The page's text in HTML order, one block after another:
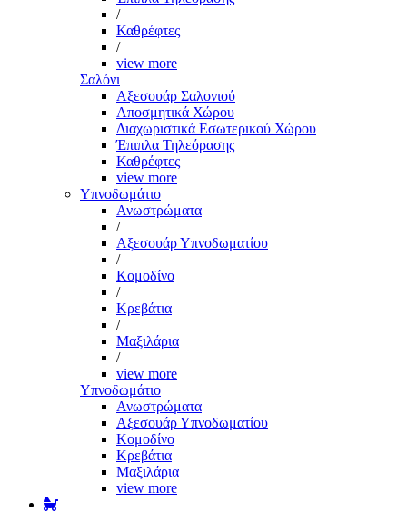
/
Καθρέφτες
/
view more
Σαλόνι
Αξεσουάρ Σαλονιού
Αποσμητικά Χώρου
Διαχωριστικά Εσωτερικού Χώρου
Έπιπλα Τηλεόρασης
Καθρέφτες
view more
Υπνοδωμάτιο
Ανωστρώματα
/
Αξεσουάρ Υπνοδωματίου
/
Κομοδίνο
/
Κρεβάτια
/
Μαξιλάρια
/
view more
Υπνοδωμάτιο
Ανωστρώματα
Αξεσουάρ Υπνοδωματίου
Κομοδίνο
Κρεβάτια
Μαξιλάρια
view more